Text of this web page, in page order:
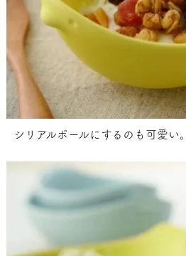
シリアルボールにするのも可愛い。